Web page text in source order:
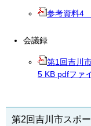
参考資料4
会議録
第1回吉川
5 KB pdfファ
第2回吉川市スポ